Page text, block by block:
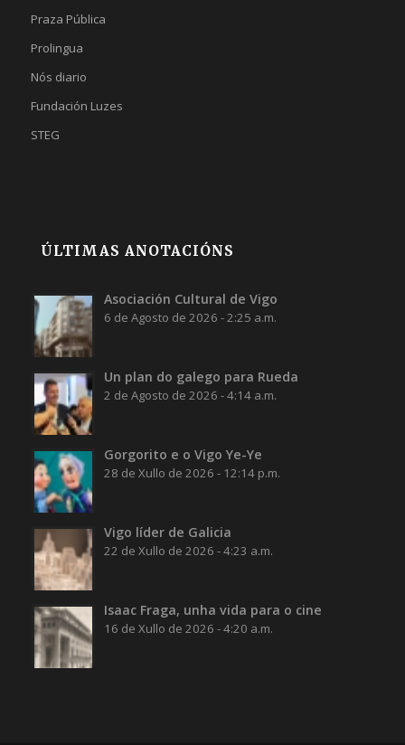
Praza Pública
Prolingua
Nós diario
Fundación Luzes
STEG
ÚLTIMAS ANOTACIÓNS
Asociación Cultural de Vigo
6 de Agosto de 2026 - 2:25 a.m.
Un plan do galego para Rueda
2 de Agosto de 2026 - 4:14 a.m.
Gorgorito e o Vigo Ye-Ye
28 de Xullo de 2026 - 12:14 p.m.
Vigo líder de Galicia
22 de Xullo de 2026 - 4:23 a.m.
Isaac Fraga, unha vida para o cine
16 de Xullo de 2026 - 4:20 a.m.